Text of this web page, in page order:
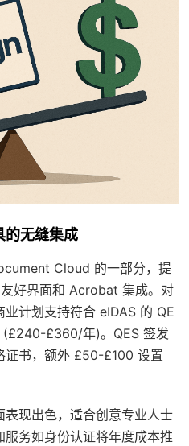
无缝集成
Cloud 的一部分，提
好界面和 Acrobat 集成。对
计划支持符合 eIDAS 的 QE
£360/年)。QES 签发
证书，额外 £50-£100 设置
现出色，适合创意专业人士
务如身份认证将年度成本推